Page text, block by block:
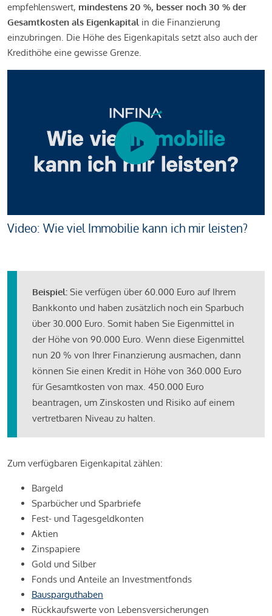
empfehlenswert, mindestens 20 %, besser noch 30 % der
Gesamtkosten als Eigenkapital in die Finanzierung
einzubringen. Die Höhe des Eigenkapitals setzt also auch der
Kredithöhe eine gewisse Grenze.
Video: Wie viel Immobilie kann ich mir leisten?
Beispiel: Sie verfügen über 60.000 Euro auf Ihrem
Bankkonto und haben zusätzlich noch ein Sparbuch
über 30.000 Euro. Somit haben Sie Eigenmittel in
der Höhe von 90.000 Euro. Wenn diese Eigenmittel
nun 20 % von Ihrer Finanzierung ausmachen, dann
können Sie einen Kredit in Höhe von 360.000 Euro
für Gesamtkosten von max. 450.000 Euro
beantragen, um Zinskosten und Risiko auf einem
vertretbaren Niveau zu halten.
Zum verfügbaren Eigenkapital zählen:
Bargeld
Sparbücher und Sparbriefe
Fest- und Tagesgeldkonten
Aktien
Zinspapiere
Gold und Silber
Fonds und Anteile an Investmentfonds
Bausparguthaben
Rückkaufswerte von Lebensversicherungen